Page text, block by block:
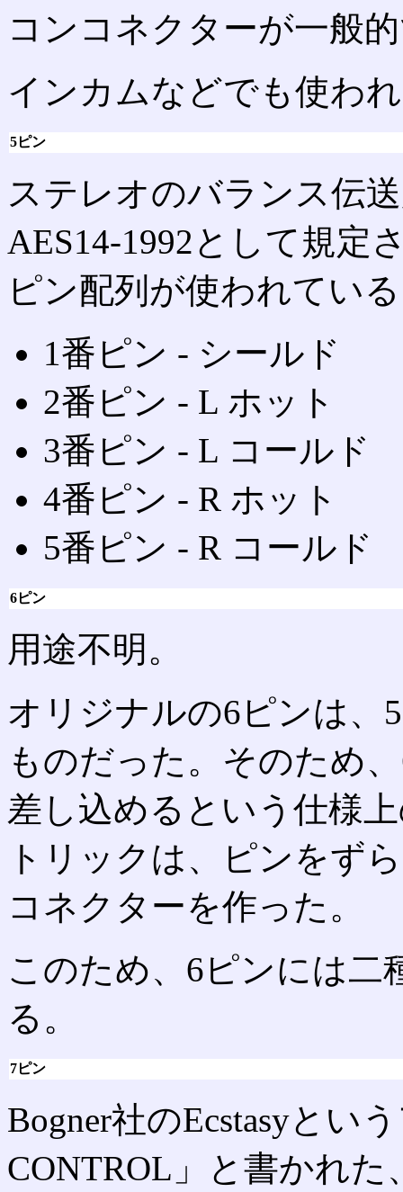
コンコネクターが一般
インカムなどでも使わ
5ピン
ステレオのバランス伝
AES14-1992として規定
ピン配列が使われてい
1番ピン ‐ シールド
2番ピン ‐ L ホット
3番ピン ‐ L コールド
4番ピン ‐ R ホット
5番ピン ‐ R コールド
6ピン
用途不明。
オリジナルの6ピンは、
ものだった。そのため
差し込めるという仕様
トリックは、ピンをず
コネクターを作った。
このため、6ピンには二
る。
7ピン
Bogner社のEcstasyとい
CONTROL」と書かれ